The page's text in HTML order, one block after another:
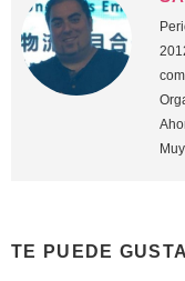
TE PUEDE